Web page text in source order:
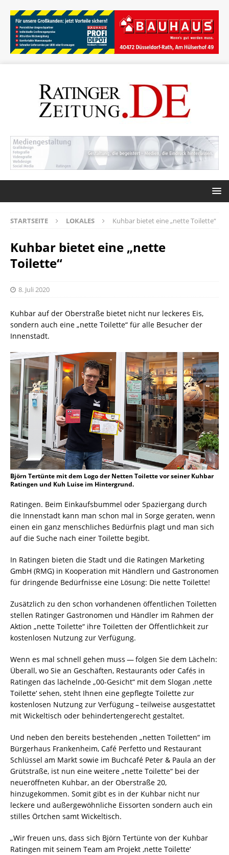
STARTSEITE LOKALES Kuhbar bietet eine „nette Toilette“
Kuhbar bietet eine „nette
Toilette“
8. Juli 2020
Kuhbar auf der Oberstraße bietet nicht nur leckeres Eis,
sondern auch eine „nette Toilette“ für alle Besucher der
Innenstadt.
Björn Tertünte mit dem Logo der Netten Toilette vor seiner Kuhbar
Ratingen und Kuh Luise im Hintergrund.
Ratingen. Beim Einkaufsbummel oder Spaziergang durch
die Innenstadt kann man schon mal in Sorge geraten, wenn
einen ein ganz menschliches Bedürfnis plagt und man sich
auf die Suche nach einer Toilette begibt.
In Ratingen bieten die Stadt und die Ratingen Marketing
GmbH (RMG) in Kooperation mit Händlern und Gastronomen
für dringende Bedürfnisse eine Lösung: Die nette Toilette!
Zusätzlich zu den schon vorhandenen öffentlichen Toiletten
stellen Ratinger Gastronomen und Händler im Rahmen der
Aktion „nette Toilette“ ihre Toiletten der Öffentlichkeit zur
kostenlosen Nutzung zur Verfügung.
Wenn es mal schnell gehen muss — folgen Sie dem Lächeln:
Überall, wo Sie an Geschäften, Restaurants oder Cafés in
Ratingen das lächelnde „00-Gesicht“ mit dem Slogan ‚nette
Toilette‘ sehen, steht Ihnen eine gepflegte Toilette zur
kostenlosen Nutzung zur Verfügung – teilweise ausgestattet
mit Wickeltisch oder behindertengerecht gestaltet.
Und neben den bereits bestehenden „netten Toiletten“ im
Bürgerhaus Frankenheim, Café Perfetto und Restaurant
Schlüssel am Markt sowie im Buchcafé Peter & Paula an der
Grütstraße, ist nun eine weitere „nette Toilette“ bei der
neueröffneten Kuhbar, an der Oberstraße 20,
hinzugekommen. Somit gibt es in der Kuhbar nicht nur
leckere und außergewöhnliche Eissorten sondern auch ein
stilles Örtchen samt Wickeltisch.
„Wir freuen uns, dass sich Björn Tertünte von der Kuhbar
Ratingen mit seinem Team am Projekt ‚nette Toilette‘